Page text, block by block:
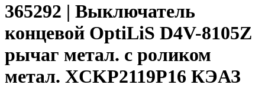
365292 | Выключатель
концевой OptiLiS D4V-8105Z
рычаг метал. с роликом
метал. XCKP2119P16 КЭАЗ